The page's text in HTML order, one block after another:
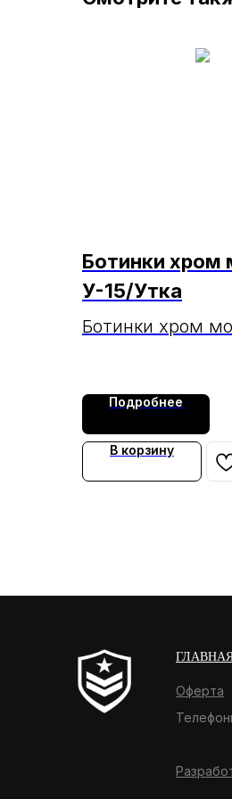
Ботинки хром
У-15/Утка
Ботинки хром
Подробнее
В корзину
Оферта